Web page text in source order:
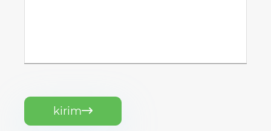
kirim